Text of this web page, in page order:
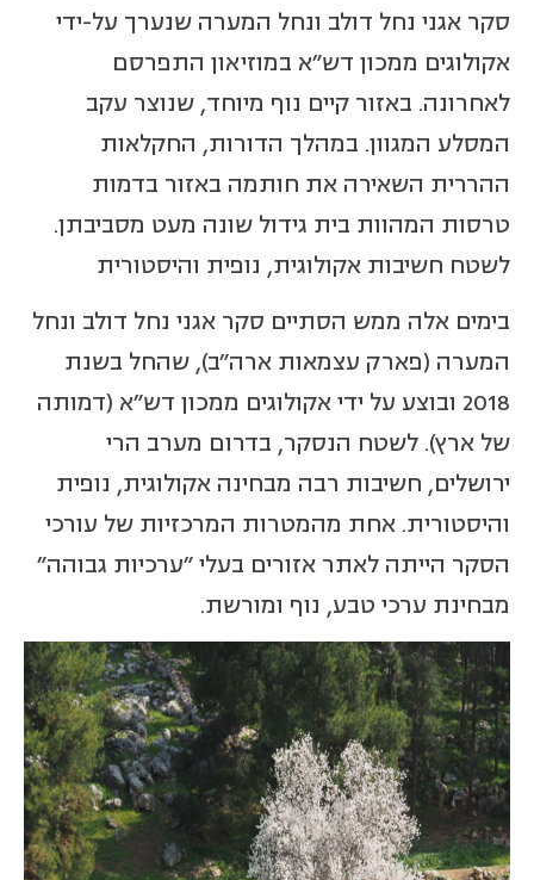
סקר אגני נחל דולב ונחל המערה שנערך על-ידי
אקולוגים ממכון דש"א במוזיאון התפרסם
לאחרונה. באזור קיים נוף מיוחד, שנוצר עקב
המסלע המגוון. במהלך הדורות, החקלאות
ההררית השאירה את חותמה באזור בדמות
טרסות המהוות בית גידול שונה מעט מסביבתן.
לשטח חשיבות אקולוגית, נופית והיסטורית
בימים אלה ממש הסתיים סקר אגני נחל דולב ונחל
המערה (פארק עצמאות ארה"ב), שהחל בשנת
2018 ובוצע על ידי אקולוגים ממכון דש"א (דמותה
של ארץ). לשטח הנסקר, בדרום מערב הרי
ירושלים, חשיבות רבה מבחינה אקולוגית, נופית
והיסטורית. אחת מהמטרות המרכזיות של עורכי
הסקר הייתה לאתר אזורים בעלי "ערכיות גבוהה"
מבחינת ערכי טבע, נוף ומורשת.